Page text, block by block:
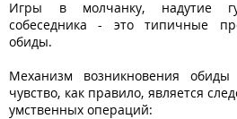
Игры в молчанку, надутие
собеседника - это типичные
обиды.
Механизм возникновения обиды
чувство, как правило, является
умственных операций: